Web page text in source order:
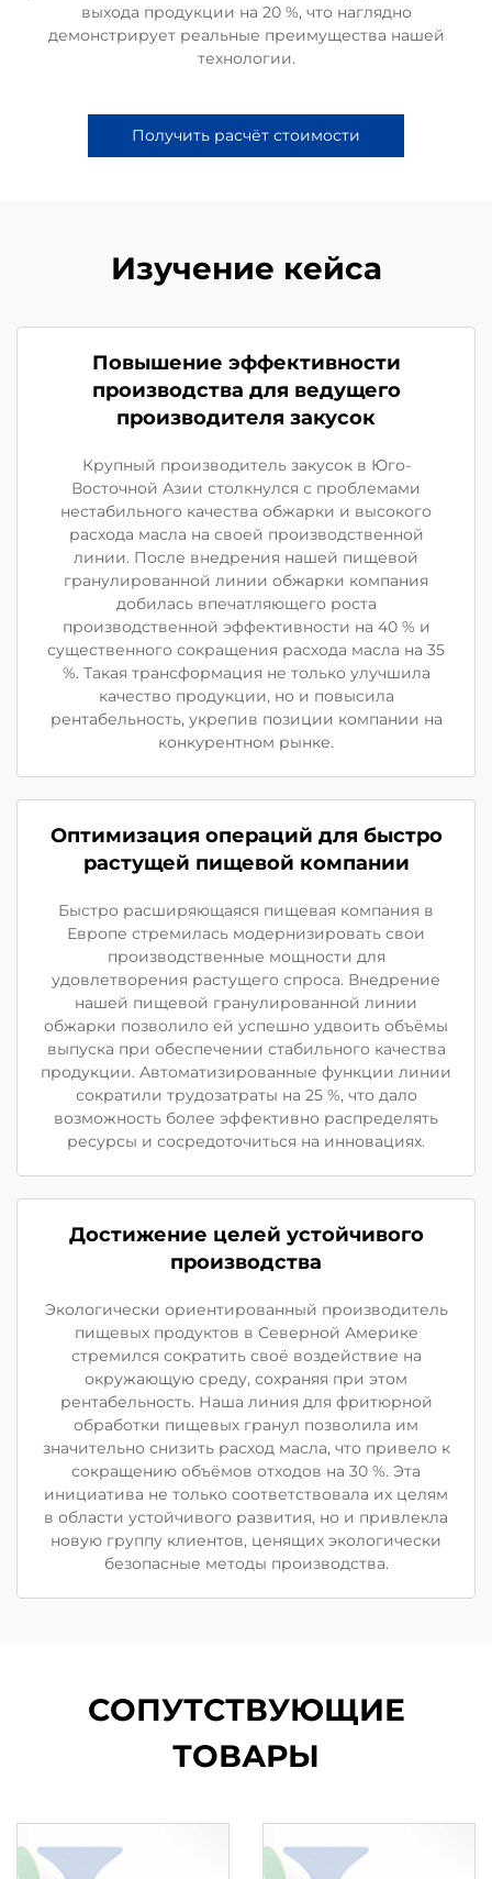
выхода продукции на 20 %, что наглядно
демонстрирует реальные преимущества нашей
технологии.
Получить расчёт стоимости
Изучение кейса
Повышение эффективности
производства для ведущего
производителя закусок
Крупный производитель закусок в Юго-
Восточной Азии столкнулся с проблемами
нестабильного качества обжарки и высокого
расхода масла на своей производственной
линии. После внедрения нашей пищевой
гранулированной линии обжарки компания
добилась впечатляющего роста
производственной эффективности на 40 % и
существенного сокращения расхода масла на 35
%. Такая трансформация не только улучшила
качество продукции, но и повысила
рентабельность, укрепив позиции компании на
конкурентном рынке.
Оптимизация операций для быстро
растущей пищевой компании
Быстро расширяющаяся пищевая компания в
Европе стремилась модернизировать свои
производственные мощности для
удовлетворения растущего спроса. Внедрение
нашей пищевой гранулированной линии
обжарки позволило ей успешно удвоить объёмы
выпуска при обеспечении стабильного качества
продукции. Автоматизированные функции линии
сократили трудозатраты на 25 %, что дало
возможность более эффективно распределять
ресурсы и сосредоточиться на инновациях.
Достижение целей устойчивого
производства
Экологически ориентированный производитель
пищевых продуктов в Северной Америке
стремился сократить своё воздействие на
окружающую среду, сохраняя при этом
рентабельность. Наша линия для фритюрной
обработки пищевых гранул позволила им
значительно снизить расход масла, что привело к
сокращению объёмов отходов на 30 %. Эта
инициатива не только соответствовала их целям
в области устойчивого развития, но и привлекла
новую группу клиентов, ценящих экологически
безопасные методы производства.
СОПУТСТВУЮЩИЕ
ТОВАРЫ